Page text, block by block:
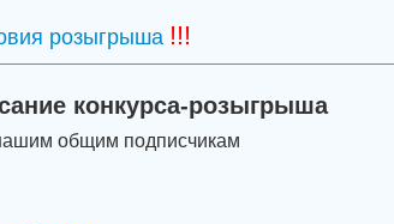
розыгрыша !!!
конкурса-розыгрыша
общим подписчикам